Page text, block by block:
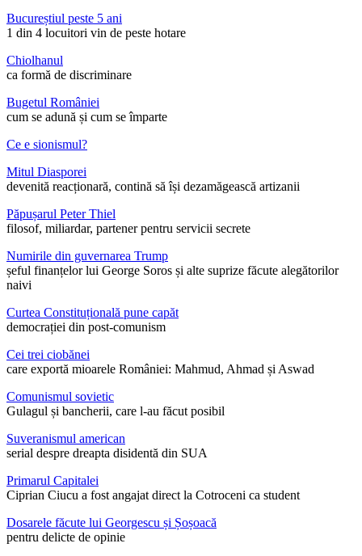
Bucureștiul peste 5 ani
1 din 4 locuitori vin de peste hotare
Chiolhanul
ca formă de discriminare
Bugetul României
cum se adună și cum se împarte
Ce e sionismul?
Mitul Diasporei
devenită reacționară, contină să își dezamăgească artizanii
Păpușarul Peter Thiel
filosof, miliardar, partener pentru servicii secrete
Numirile din guvernarea Trump
șeful finanțelor lui George Soros și alte suprize făcute alegătorilor
naivi
Curtea Constituțională pune capăt
democrației din post-comunism
Cei trei ciobănei
care exportă mioarele României: Mahmud, Ahmad și Aswad
Comunismul sovietic
Gulagul și bancherii, care l-au făcut posibil
Suveranismul american
serial despre dreapta disidentă din SUA
Primarul Capitalei
Ciprian Ciucu a fost angajat direct la Cotroceni ca student
Dosarele făcute lui Georgescu și Șoșoacă
pentru delicte de opinie